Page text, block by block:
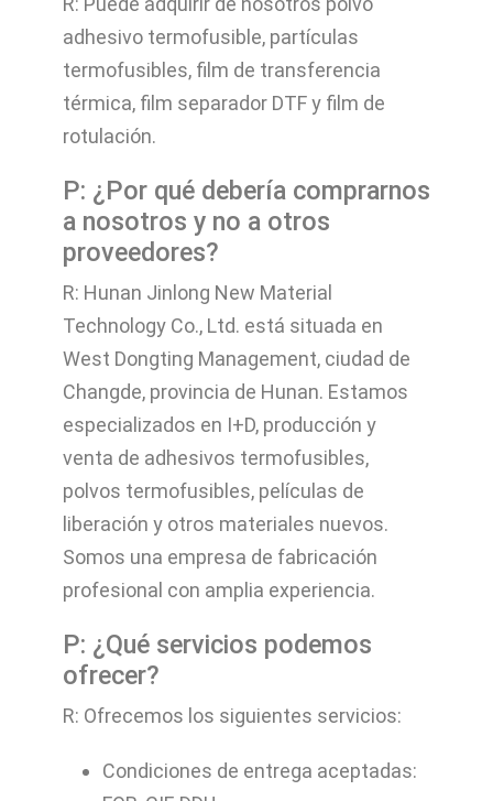
adhesivo termofusible, partículas
termofusibles, film de transferencia
térmica, film separador DTF y film de
rotulación.
P: ¿Por qué debería comprarnos
a nosotros y no a otros
proveedores?
R: Hunan Jinlong New Material
Technology Co., Ltd. está situada en
West Dongting Management, ciudad de
Changde, provincia de Hunan. Estamos
especializados en I+D, producción y
venta de adhesivos termofusibles,
polvos termofusibles, películas de
liberación y otros materiales nuevos.
Somos una empresa de fabricación
profesional con amplia experiencia.
P: ¿Qué servicios podemos
ofrecer?
R: Ofrecemos los siguientes servicios:
Condiciones de entrega aceptadas: